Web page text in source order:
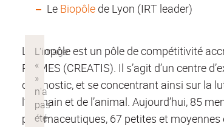
Le Biopôlede Lyon (IRT leader)
Le Biopôle est un pôle de compétitivité
PRIMES (CREATIS). Il s’agit d’un centre
diagnostic, et se concentrant ainsi sur la
l’humain et de l’animal. Aujourd’hui, 85
pharmaceutiques, 67 petites et